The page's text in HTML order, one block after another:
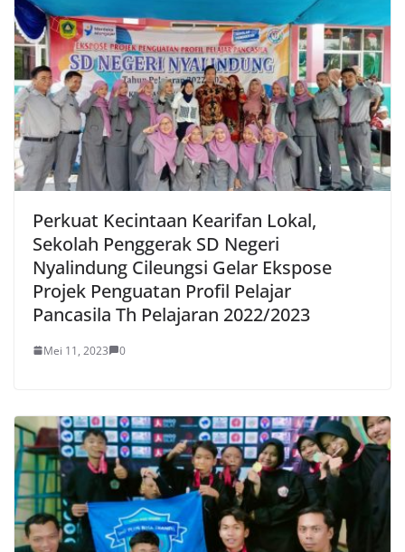
Perkuat Kecintaan Kearifan Lokal,
Sekolah Penggerak SD Negeri
Nyalindung Cileungsi Gelar Ekspose
Projek Penguatan Profil Pelajar
Pancasila Th Pelajaran 2022/2023
Mei 11, 2023 0